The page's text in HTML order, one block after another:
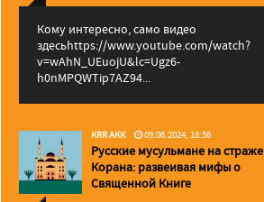
Кому интересно, само видео
здесьhttps://www.youtube.com/watch?
v=wAhN_UEuojU&lc=Ugz6-
h0nMPQWTip7AZ94...
KRR AKK 09.06.2024, 18:56
Русские мусульмане на страже
Корана: pазвеивая мифы о
Священной Книге